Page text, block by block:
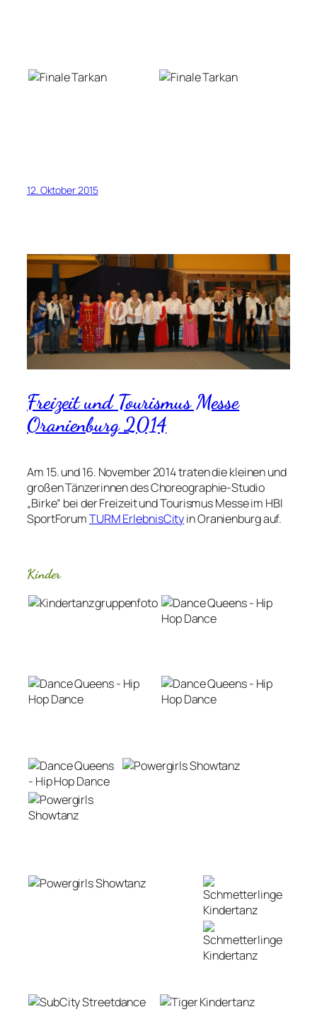
12. Oktober 2015
Freizeit und Tourismus Messe
Oranienburg 2014
Am 15. und 16. November 2014 traten die kleinen und
großen Tänzerinnen des Choreographie-Studio
„Birke“ bei der Freizeit und Tourismus Messe im HBI
SportForumTURM ErlebnisCityin Oranienburg auf.
Kinder